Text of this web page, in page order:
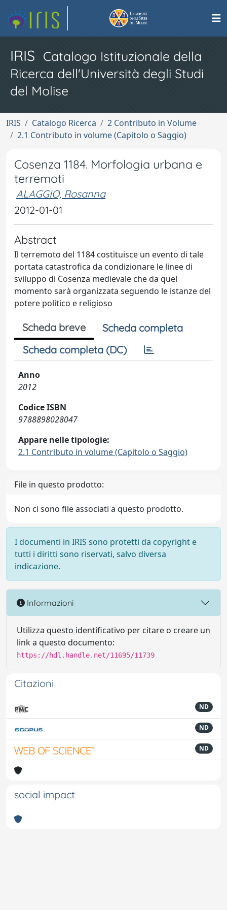
IRIS Catalogo Istituzionale della
Ricerca dell'Università degli Studi
del Molise
IRIS Catalogo Ricerca
2 Contributo in Volume
2.1 Contributo in volume (Capitolo o Saggio)
Cosenza 1184. Morfologia urbana e
terremoti
ALAGGIO, Rosanna
2012-01-01
Abstract
Il terremoto del 1184 costituisce un evento di tale
portata catastrofica da condizionare le linee di
sviluppo di Cosenza medievale che da quel
momento sarà organizzata seguendo le istanze del
potere politico e religioso
Scheda breve
Scheda completa
Scheda completa (DC)
Anno
2012
Codice ISBN
9788898028047
Appare nelle tipologie:
2.1 Contributo in volume (Capitolo o Saggio)
File in questo prodotto:
Non ci sono file associati a questo prodotto.
I documenti in IRIS sono protetti da copyright e
tutti i diritti sono riservati, salvo diversa
indicazione.
Informazioni
Utilizza questo identificativo per citare o creare un
link a questo documento:
https://hdl.handle.net/11695/11739
Citazioni
ND
ND
ND
social impact